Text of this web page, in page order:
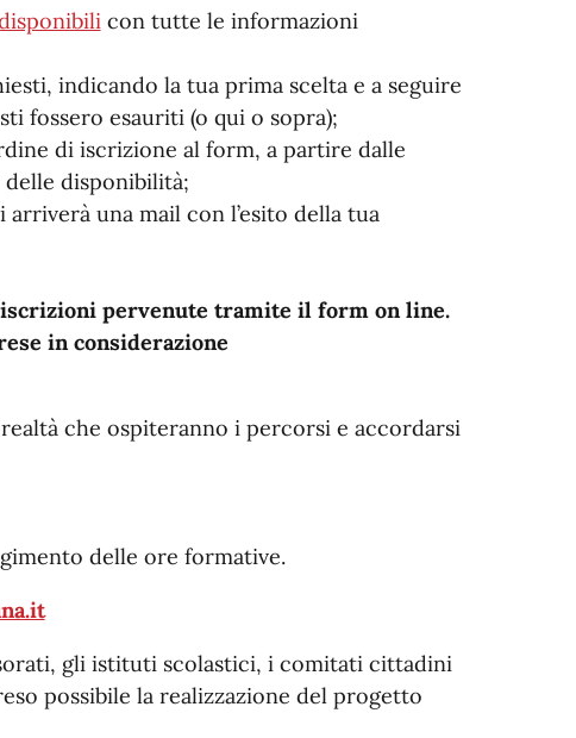
con tutte le informazioni
indicando la tua prima scelta e a seguire
fossero esauriti (o qui o sopra);
di iscrizione al form, a partire dalle
disponibilità;
una mail con l’esito della tua
iscrizioni pervenute tramite il form on line.
in considerazione
che ospiteranno i percorsi e accordarsi
delle ore formative.
gli istituti scolastici, i comitati cittadini
possibile la realizzazione del progetto